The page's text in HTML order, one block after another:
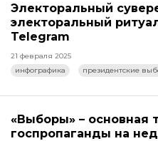
Электоральный
электоральный
Telegram
21 февраля 2025
инфографика
президентские
«Выборы» – основная
госпропаганды на